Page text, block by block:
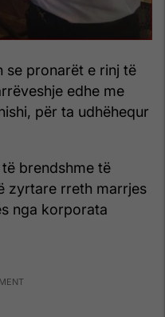
se pronarët e rinj të
edhe me
për ta udhëhequr
brendshme të
zyrtare rreth marrjes
nga korporata